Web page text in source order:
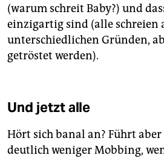
(warum schreit Baby?) und
einzigartig sind (alle schreien
unterschiedlichen Gründen,
getröstet werden).
Und jetzt alle
Hört sich banal an? Führt
deutlich weniger Mobbing,